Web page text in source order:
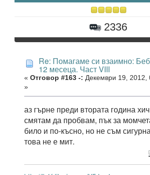
2336
Re: Помагаме си взаимно:
12 месеца. Част VIII
« Отговор #163 -: Декември 19, 2012,
»
аз гърне преди втората година
смятам да пробвам, пък за
било и по-късно, но не съм
това не е мит.